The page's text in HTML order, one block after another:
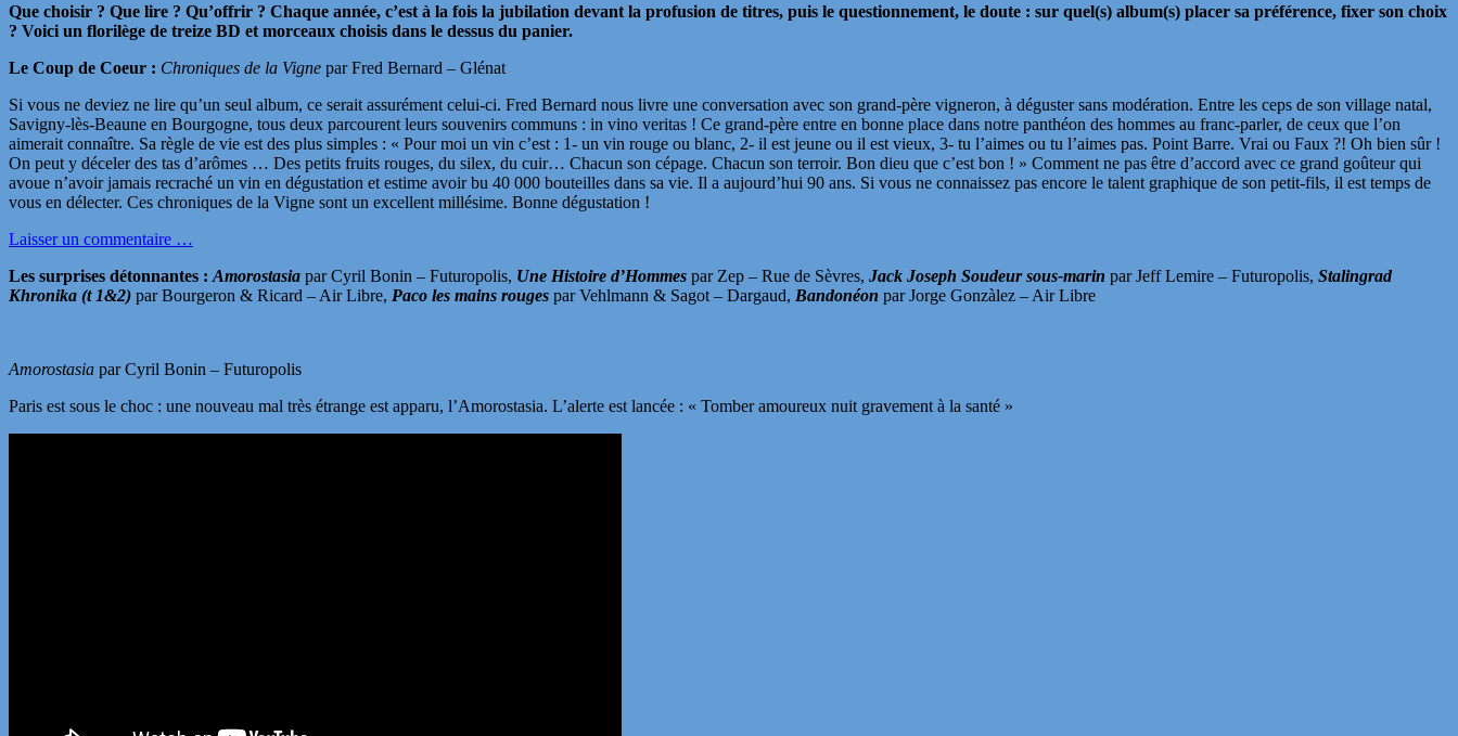
Que choisir ? Que lire ? Qu’offrir ? Chaque année, c’est à la fois la jubilation devant la profusion de titres, puis le questionnement, le doute : sur quel(s) album(s) placer sa préférence, fixer son choix
? Voici un florilège de treize BD et morceaux choisis dans le dessus du panier.
Le Coup de Coeur : Chroniques de la Vigne par Fred Bernard – Glénat
Si vous ne deviez ne lire qu’un seul album, ce serait assurément celui-ci. Fred Bernard nous livre une conversation avec son grand-père vigneron, à déguster sans modération. Entre les ceps de son village natal,
Savigny-lès-Beaune en Bourgogne, tous deux parcourent leurs souvenirs communs : in vino veritas ! Ce grand-père entre en bonne place dans notre panthéon des hommes au franc-parler, de ceux que l’on
aimerait connaître. Sa règle de vie est des plus simples : « Pour moi un vin c’est : 1- un vin rouge ou blanc, 2- il est jeune ou il est vieux, 3- tu l’aimes ou tu l’aimes pas. Point Barre. Vrai ou Faux ?! Oh bien sûr !
On peut y déceler des tas d’arômes … Des petits fruits rouges, du silex, du cuir… Chacun son cépage. Chacun son terroir. Bon dieu que c’est bon ! » Comment ne pas être d’accord avec ce grand goûteur qui
avoue n’avoir jamais recraché un vin en dégustation et estime avoir bu 40 000 bouteilles dans sa vie. Il a aujourd’hui 90 ans. Si vous ne connaissez pas encore le talent graphique de son petit-fils, il est temps de
vous en délecter. Ces chroniques de la Vigne sont un excellent millésime. Bonne dégustation !
Laisser un commentaire …
Les surprises détonnantes : Amorostasia par Cyril Bonin – Futuropolis, Une Histoire d’Hommes par Zep – Rue de Sèvres, Jack Joseph Soudeur sous-marin par Jeff Lemire – Futuropolis, Stalingrad
Khronika (t 1&2) par Bourgeron & Ricard – Air Libre, Paco les mains rouges par Vehlmann & Sagot – Dargaud, Bandonéon par Jorge Gonzàlez – Air Libre
Amorostasia par Cyril Bonin – Futuropolis
Paris est sous le choc : une nouveau mal très étrange est apparu, l’Amorostasia. L’alerte est lancée : « Tomber amoureux nuit gravement à la santé »